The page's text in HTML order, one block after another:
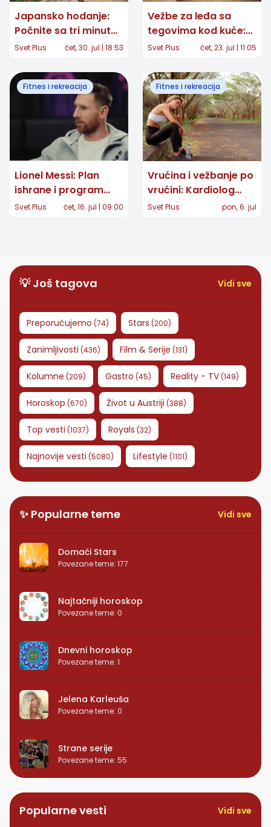
Japansko hodanje:
Počnite sa tri minuta i
običnu šetnju
Svet Plus čet, 30. jul | 18:53
Vežbe za leđa sa
tegovima kod kuće:
Trening od 20 minuta
držanje
Svet Plus čet, 23. jul | 11:05
Fitnes i rekreacija
Lionel Messi: Plan
ishrane i program
treninga slavnog
Svet Plus čet, 16. jul | 09:00
Fitnes i rekreacija
Vrućina i vežbanje po
vrućini: Kardiolog
upozorava da trening
Svet Plus pon, 6. jul
💡 Još tagova Vidi sve
Preporučujemo (74) Stars (200)
Zanimljivosti (436) Film & Serije (131)
Kolumne (209) Gastro (45) Reality - TV(149)
Horoskop (670) Život u Austriji (388)
Top vesti (1037) Royals (32)
Najnovije vesti (5080) Lifestyle (1101)
✨ Popularne teme Vidi sve
Domaći Stars
Povezane teme: 177
Najtačniji horoskop
Povezane teme: 0
Dnevni horoskop
Povezane teme: 1
Jelena Karleuša
Povezane teme: 0
Strane serije
Povezane teme: 55
Popularne vesti Vidi sve